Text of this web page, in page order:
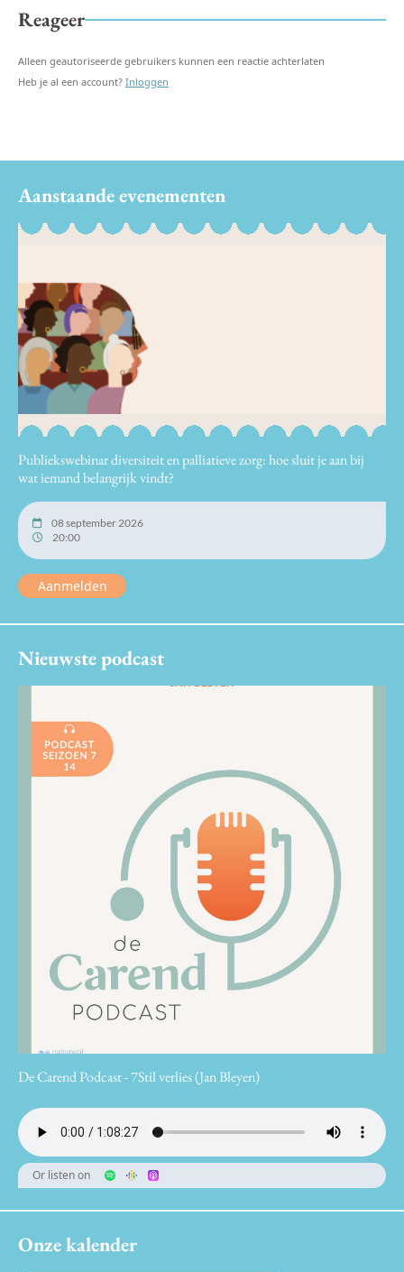
Reageer
Alleen geautoriseerde gebruikers kunnen een reactie achterlaten
Heb je al een account? Inloggen
Aanstaande evenementen
Publiekswebinar diversiteit en palliatieve zorg: hoe sluit je aan bij
wat iemand belangrijk vindt?
08 september 2026
20:00
Aanmelden
Nieuwste podcast
De Carend Podcast - 7Stil verlies (Jan Bleyen)
Or listen on
Onze kalender